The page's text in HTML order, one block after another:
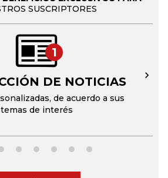
SUSCRIPTORES
1
DE NOTICIAS
de acuerdo a sus
temas de interés
→